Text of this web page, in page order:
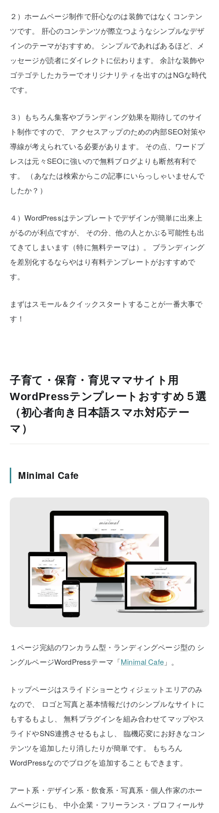
２）ホームページ制作で肝心なのは装飾ではなくコンテン
ツです。
肝心のコンテンツが際立つようなシンプルなデザ
インのテーマがおすすめ。
シンプルであればあるほど、メ
ッセージが読者にダイレクトに伝わります。
余計な装飾や
ゴテゴテしたカラーでオリジナリティを出すのはNGな時代
です。
３）もちろん集客やブランディング効果を期待してのサイ
ト制作ですので、
アクセスアップのための内部SEO対策や
導線が考えられている必要があります。
その点、ワードプ
レスは元々SEOに強いので無料ブログよりも断然有利で
す。
（あなたは検索からこの記事にいらっしゃいませんで
したか？）
４）WordPressはテンプレートでデザインが簡単に出来上
がるのが利点ですが、
その分、他の人とかぶる可能性も出
てきてしまいます（特に無料テーマは）。
ブランディング
を差別化するならやはり有料テンプレートがおすすめで
す。
まずはスモール＆クイックスタートすることが一番大事で
す！
子育て・保育・育児ママサイト用
WordPressテンプレートおすすめ５選
（初心者向き日本語スマホ対応テー
マ）
Minimal Cafe
１ページ完結のワンカラム型・ランディングページ型の シ
ングルページWordPressテーマ「Minimal Cafe」。
トップページはスライドショーとウィジェットエリアのみ
なので、
ロゴと写真と基本情報だけのシンプルなサイトに
もするもよし、
無料プラグインを組み合わせてマップやス
ライドやSNS連携させるもよし、
臨機応変にお好きなコン
テンツを追加したり消したりが簡単です。
もちろん
WordPressなのでブログを追加することもできます。
アート系・デザイン系・飲食系・写真系・個人作家のホー
ムページにも、
中小企業・フリーランス・プロフィールサ